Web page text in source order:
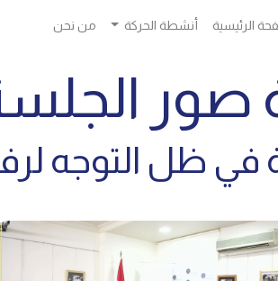
الرئيسية أنشطة الحركة من نحن
صور الجلسة
في ظل التوجه